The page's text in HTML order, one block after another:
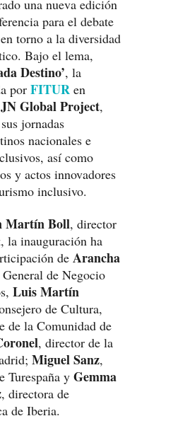
una nueva edición
para el debate
torno a la diversidad
Bajo el lema,
Destino’, la
por FITUR en
JN Global Project,
jornadas
nacionales e
así como
y actos innovadores
inclusivo.
Martín Boll, director
la inauguración ha
de Arancha
de Negocio
Luis Martín
de Cultura,
de la Comunidad de
, director de la
Miguel Sanz,
Turespaña y Gemma
, directora de
de Iberia.